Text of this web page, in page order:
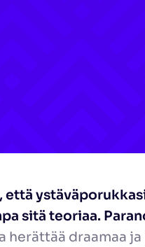
että
sitä teoriaa.
herättää draamaa